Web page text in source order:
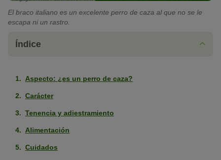
El braco italiano es un excelente perro de caza al que no se le
escapa ni un rastro.
Índice
Aspecto: ¿es un perro de caza?
Carácter
Tenencia y adiestramiento
Alimentación
Cuidados